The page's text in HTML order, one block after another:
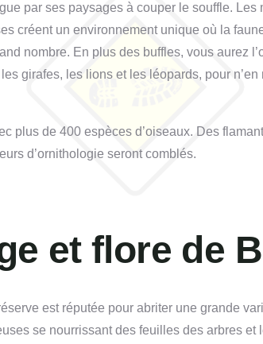
par ses paysages à couper le souffle. Les
créent un environnement unique où la
nombre. En plus des buffles, vous aurez
girafes, les lions et les léopards, pour n’en
plus de 400 espèces d’oiseaux. Des
d’ornithologie seront comblés.
et flore de
est réputée pour abriter une grande
se nourrissant des feuilles des arbres et